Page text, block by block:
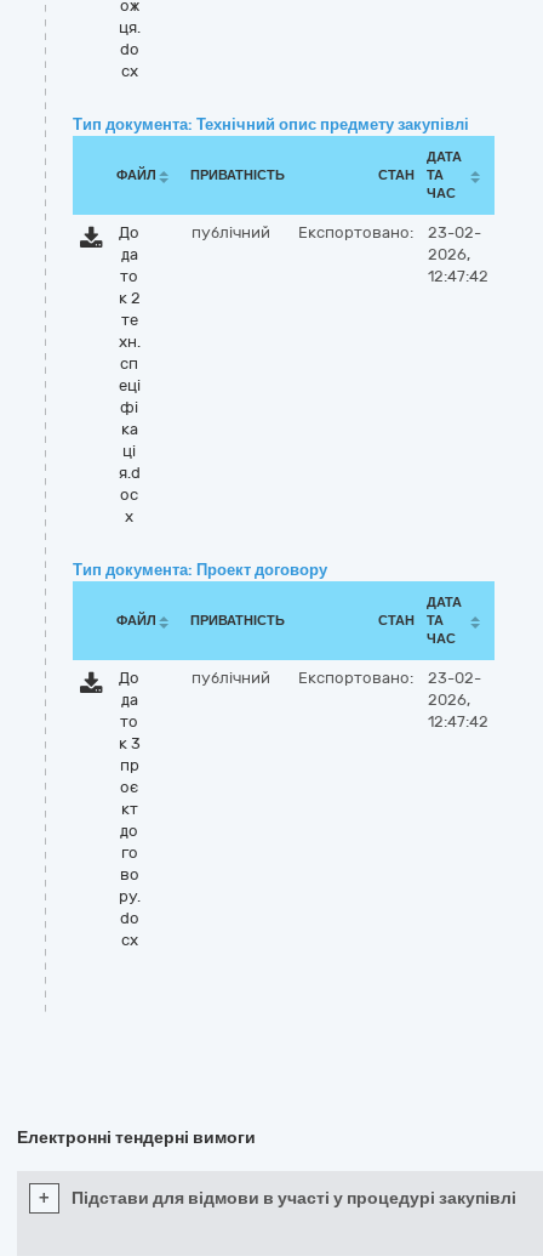
ож
ця.
do
cx
Тип документа: Технічний опис предмету закупівлі
ФАЙЛ ПРИВАТНІСТЬ СТАН
ДАТА
ТА
ЧАС
До
да
то
к 2
те
хн.
сп
еці
фі
ка
ці
я.d
oc
x
публічний Експортовано:
23-02-
2026,
12:47:42
Тип документа: Проект договору
ФАЙЛ ПРИВАТНІСТЬ СТАН
ДАТА
ТА
ЧАС
До
да
то
к 3
пр
оє
кт
до
го
во
ру.
do
cx
публічний Експортовано:
23-02-
2026,
12:47:42
Електронні тендерні вимоги
+ Підстави для відмови в участі у процедурі закупівлі